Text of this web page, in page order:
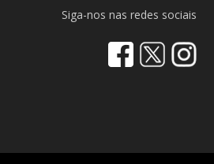
Siga-nos nas redes sociais